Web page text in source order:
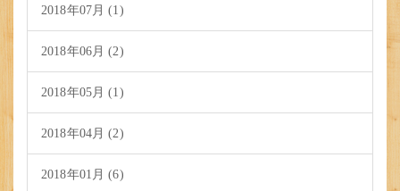
2018年07月 (1)
2018年06月 (2)
2018年05月 (1)
2018年04月 (2)
2018年01月 (6)